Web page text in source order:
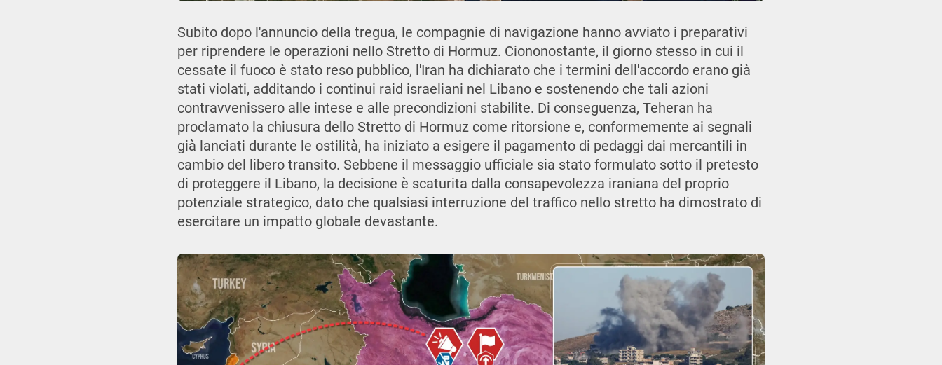
Subito dopo l'annuncio della tregua, le compagnie di navigazione hanno avviato i preparativi
per riprendere le operazioni nello Stretto di Hormuz. Ciononostante, il giorno stesso in cui il
cessate il fuoco è stato reso pubblico, l'Iran ha dichiarato che i termini dell'accordo erano già
stati violati, additando i continui raid israeliani nel Libano e sostenendo che tali azioni
contravvenissero alle intese e alle precondizioni stabilite. Di conseguenza, Teheran ha
proclamato la chiusura dello Stretto di Hormuz come ritorsione e, conformemente ai segnali
già lanciati durante le ostilità, ha iniziato a esigere il pagamento di pedaggi dai mercantili in
cambio del libero transito. Sebbene il messaggio ufficiale sia stato formulato sotto il pretesto
di proteggere il Libano, la decisione è scaturita dalla consapevolezza iraniana del proprio
potenziale strategico, dato che qualsiasi interruzione del traffico nello stretto ha dimostrato di
esercitare un impatto globale devastante.